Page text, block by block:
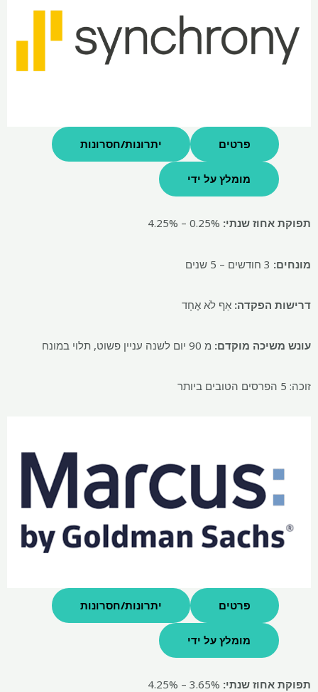
פרטים יתרונות/חסרונות
מומלץ על ידי
תפוקת אחוז שנתי: 0.25% – 4.25%
מונחים: 3 חודשים – 5 שנים
דרישות הפקדה: אַף לֹא אֶחָד
עונש משיכה מוקדם: מ 90 יום לשנה עניין פשוט, תלוי במונח
זוכה: 5 הפרסים הטובים ביותר
פרטים יתרונות/חסרונות
מומלץ על ידי
תפוקת אחוז שנתי: 3.65% – 4.25%